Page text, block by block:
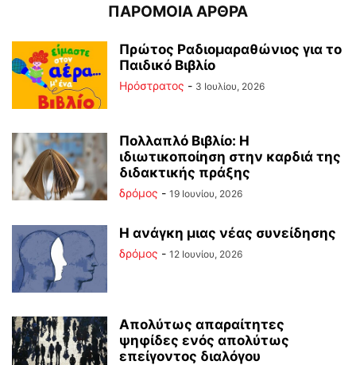
ΠΑΡΟΜΟΙΑ ΑΡΘΡΑ
Πρώτος Ραδιομαραθώνιος για το
Παιδικό Βιβλίο
Ηρόστρατος - 3 Ιουλίου, 2026
Πολλαπλό Βιβλίο: Η
ιδιωτικοποίηση στην καρδιά της
διδακτικής πράξης
δρόμος - 19 Ιουνίου, 2026
Η ανάγκη μιας νέας συνείδησης
δρόμος - 12 Ιουνίου, 2026
Απολύτως απαραίτητες
ψηφίδες ενός απολύτως
επείγοντος διαλόγου